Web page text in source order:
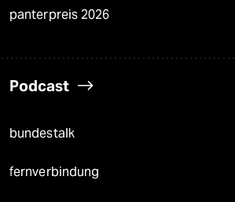
panterpreis 2026
Podcast
bundestalk
fernverbindung